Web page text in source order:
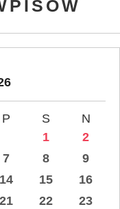
P S
N
1
2
7 8
9
14 15
16
21 22
23